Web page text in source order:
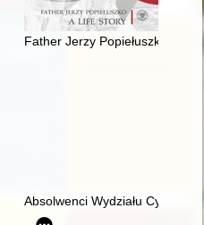
: opowieść o korzeniach i
Father Jerzy Popiełuszko : a
strażaków. T. 2
Absolwenci Wydziału